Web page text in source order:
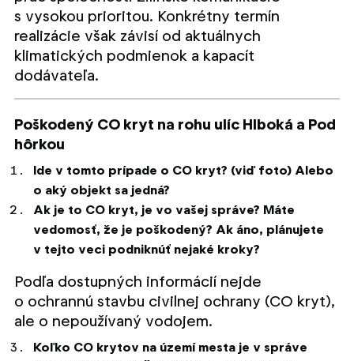
s vysokou prioritou. Konkrétny termín
realizácie však závisí od aktuálnych
klimatických podmienok a kapacít
dodávateľa.
Poškodený CO kryt na rohu ulíc Hlboká a Pod
hôrkou
Ide v tomto prípade o CO kryt? (viď foto) Alebo
o aký objekt sa jedná?
Ak je to CO kryt, je vo vašej správe? Máte
vedomosť, že je poškodený? Ak áno, plánujete
v tejto veci podniknúť nejaké kroky?
Podľa dostupných informácií nejde
o ochrannú stavbu civilnej ochrany (CO kryt),
ale o nepoužívaný vodojem.
Koľko CO krytov na území mesta je v správe